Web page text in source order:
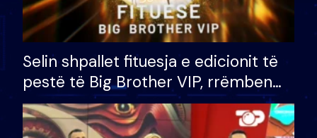
Selin shpallet fituesja e edicionit të
pestë të Big Brother VIP, rrëmben
çmimin e madh prej 100 mijë eurosh